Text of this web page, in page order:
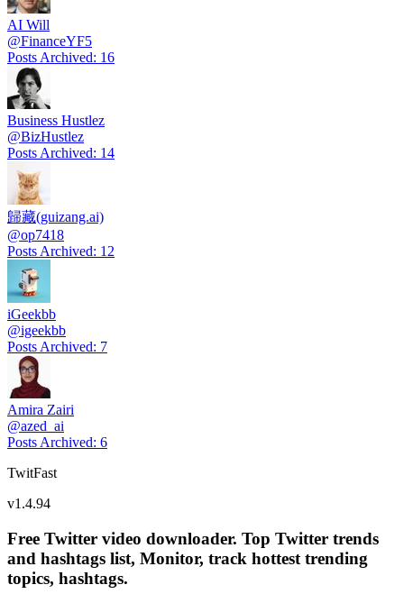
AI Will
@FinanceYF5
Posts Archived: 16
Business Hustlez
@BizHustlez
Posts Archived: 14
歸藏(guizang.ai)
@op7418
Posts Archived: 12
iGeekbb
@igeekbb
Posts Archived: 7
Amira Zairi
@azed_ai
Posts Archived: 6
TwitFast
v1.4.94
Free Twitter video downloader. Top Twitter trends
and hashtags list, Monitor, track hottest trending
topics, hashtags.